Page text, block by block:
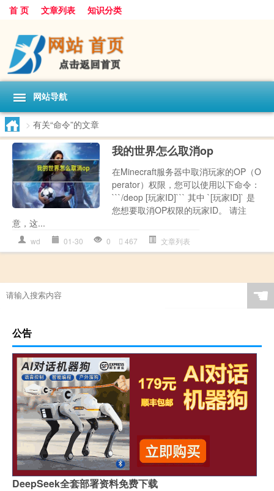
首 页 文章列表 知识分类
网站导航
> 有关“命令”的文章
我的世界怎么取消op
在Minecraft服务器中取消玩家的OP（O
perator）权限，您可以使用以下命令：
```/deop [玩家ID]``` 其中 `[玩家ID]` 是
您想要取消OP权限的玩家ID。 请注
意，这...
wd 01-30 0 467 文章列表
☚
公告
DeepSeek全套部署资料免费下载